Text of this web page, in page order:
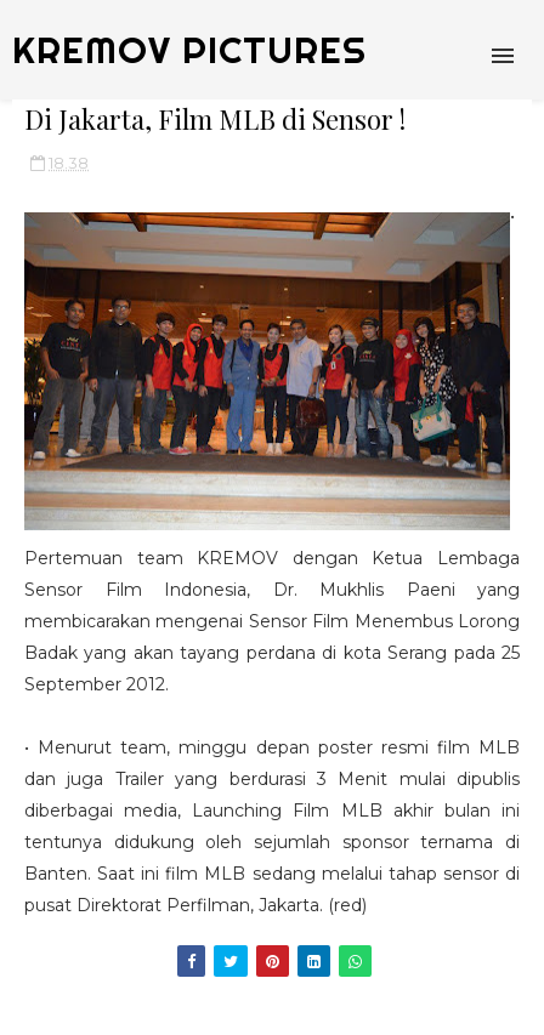
KREMOV PICTURES
Di Jakarta, Film MLB di Sensor !
18.38
•
Pertemuan team KREMOV dengan Ketua Lembaga
Sensor Film Indonesia, Dr. Mukhlis Paeni yang
membicarakan mengenai Sensor Film Menembus Lorong
Badak yang akan tayang perdana di kota Serang pada 25
September 2012.
• Menurut team, minggu depan poster resmi film MLB
dan juga Trailer yang berdurasi 3 Menit mulai dipublis
diberbagai media, Launching Film MLB akhir bulan ini
tentunya didukung oleh sejumlah sponsor ternama di
Banten. Saat ini film MLB sedang melalui tahap sensor di
pusat Direktorat Perfilman, Jakarta. (red)